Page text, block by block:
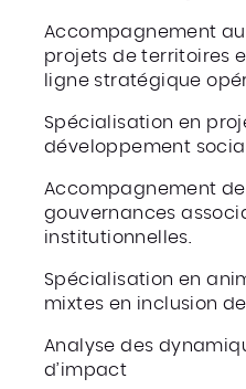
Accompagnement
projets de territoires
ligne stratégique
Spécialisation en
développement
Accompagnement
gouvernances
institutionnelles.
Spécialisation en
mixtes en inclusion
Analyse des
d’impact